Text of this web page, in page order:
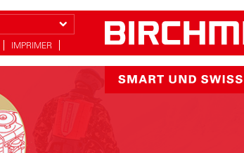
IMPRIMER